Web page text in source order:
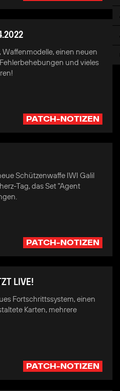
Waffenmodelle, einen neuen
und vieles
PATCH-NOTIZEN
Schützenwaffe IWI Galil
Tag, das Set "Agent
PATCH-NOTIZEN
LIVE!
Fortschrittssystem, einen
Karten, mehrere
PATCH-NOTIZEN